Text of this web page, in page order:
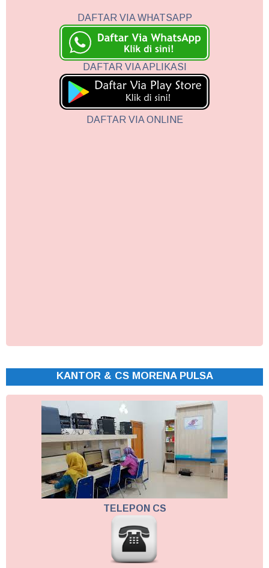
DAFTAR VIA WHATSAPP
DAFTAR VIA APLIKASI
DAFTAR VIA ONLINE
KANTOR & CS MORENA PULSA
TELEPON CS